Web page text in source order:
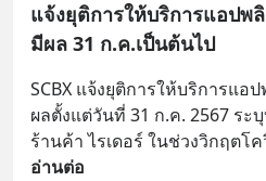
แจ้งยุติการให้บริการแอปพ
มีผล 31 ก.ค.เป็นต้นไป
SCBX แจ้งยุติการให้บริการแอ
ผลตั้งแต่วันที่ 31 ก.ค. 2567 ระ
ร้านค้า ไรเดอร์ ในช่วงวิกฤตโ
อ่านต่อ